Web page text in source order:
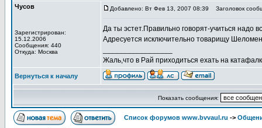
Чусов
Зарегистрирован:
15.12.2006
Сообщения: 440
Откуда: Москва
Добавлено: Вт Фев 13, 2007 08:39 Заголовок
Да ты эстет.Правильно говорят-учиться надо
Адресуется исключительно товарищу
Жаль,что в Рай приходиться ехать на
Вернуться к началу
Показать сообщения:
Список форумов www.bvvaul.ru ->